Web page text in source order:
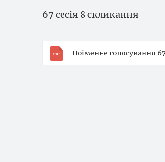
67 сесія 8 скликання
Поіменне голосування